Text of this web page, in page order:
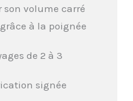
son volume carré
à la poignée
de 2 à 3
signée